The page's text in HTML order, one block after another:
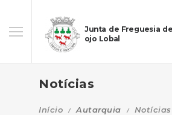
Junta de Freguesia
ojo Lobal
Notícias
Início Autarquia Notícias